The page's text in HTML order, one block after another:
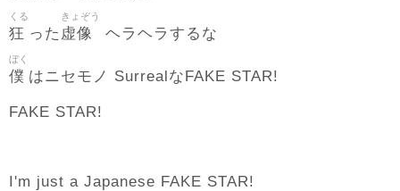
狂
くる
った 虚像
きょぞう
ヘラヘラするな
僕
ぼく
はニセモノ SurrealなFAKE STAR!
FAKE STAR!
I'm just a Japanese FAKE STAR!